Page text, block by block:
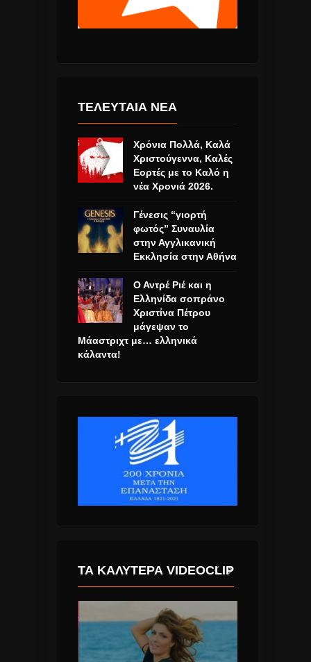
ΤΕΛΕΥΤΑΙΑ ΝΕΑ
Χρόνια Πολλά, Καλά
Χριστούγεννα, Καλές
Εορτές με το Καλό η
νέα Χρονιά 2026.
Γένεσις “γιορτή
φωτός” Συναυλία
στην Αγγλικανική
Εκκλησία στην Αθήνα
Ο Αντρέ Ριέ και η
Ελληνίδα σοπράνο
Χριστίνα Πέτρου
μάγεψαν το
Μάαστριχτ με… ελληνικά
κάλαντα!
ΤΑ ΚΑΛΎΤΕΡΑ VIDEOCLIP